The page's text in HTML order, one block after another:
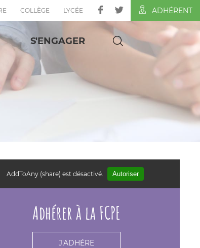
COLLÈGE LYCÉE ADHÉRENT
S'ENGAGER
AddToAny (share) est désactivé. Autoriser
Adhérer à la FCPE
J'ADHÉRE